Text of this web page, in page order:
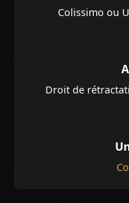
Colissimo ou
Droit de